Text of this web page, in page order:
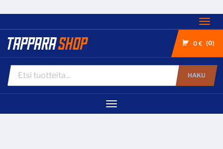
0 € 0
HAKU
Navigaatio